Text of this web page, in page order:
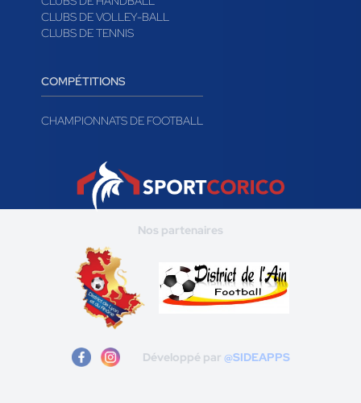
CLUBS DE VOLLEY-BALL
CLUBS DE TENNIS
COMPÉTITIONS
CHAMPIONNATS DE FOOTBALL
Nos partenaires
Développé par @SIDEAPPS